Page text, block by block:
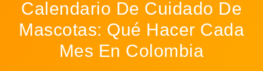
Calendario De Cuidado De
Mascotas: Qué Hacer Cada
Mes En Colombia